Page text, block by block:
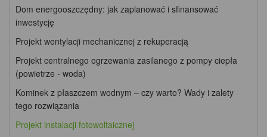
Dom energooszczędny: jak zaplanować i sfinansować
inwestycję
Projekt wentylacji mechanicznej z rekuperacją
Projekt centralnego ogrzewania zasilanego z pompy ciepła
(powietrze - woda)
Kominek z płaszczem wodnym – czy warto? Wady i zalety
tego rozwiązania
Projekt instalacji fotowoltaicznej